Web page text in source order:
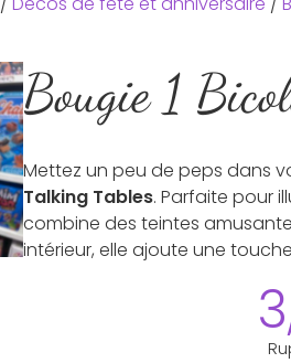
Bougie 1
Mettez un peu de peps dans
Talking Tables. Parfaite pour
combine des teintes
intérieur, elle ajoute une